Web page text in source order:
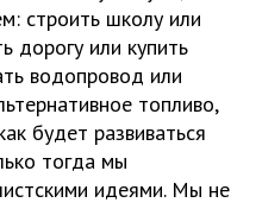
строить школу или
дорогу или купить
водопровод или
топливо,
будет развиваться
тогда мы
идеями. Мы не